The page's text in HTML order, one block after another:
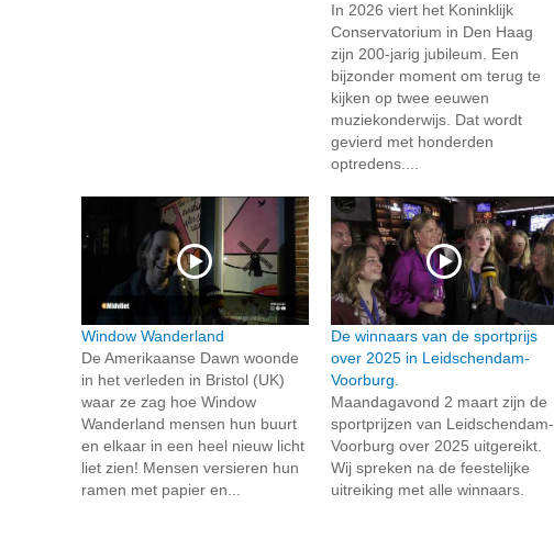
In 2026 viert het Koninklijk
Conservatorium in Den Haag
zijn 200-jarig jubileum. Een
bijzonder moment om terug te
kijken op twee eeuwen
muziekonderwijs. Dat wordt
gevierd met honderden
optredens....
Window Wanderland
De Amerikaanse Dawn woonde
in het verleden in Bristol (UK)
waar ze zag hoe Window
Wanderland mensen hun buurt
en elkaar in een heel nieuw licht
liet zien! Mensen versieren hun
ramen met papier en...
De winnaars van de sportprijs
over 2025 in Leidschendam-
Voorburg.
Maandagavond 2 maart zijn de
sportprijzen van Leidschendam-
Voorburg over 2025 uitgereikt.
Wij spreken na de feestelijke
uitreiking met alle winnaars.